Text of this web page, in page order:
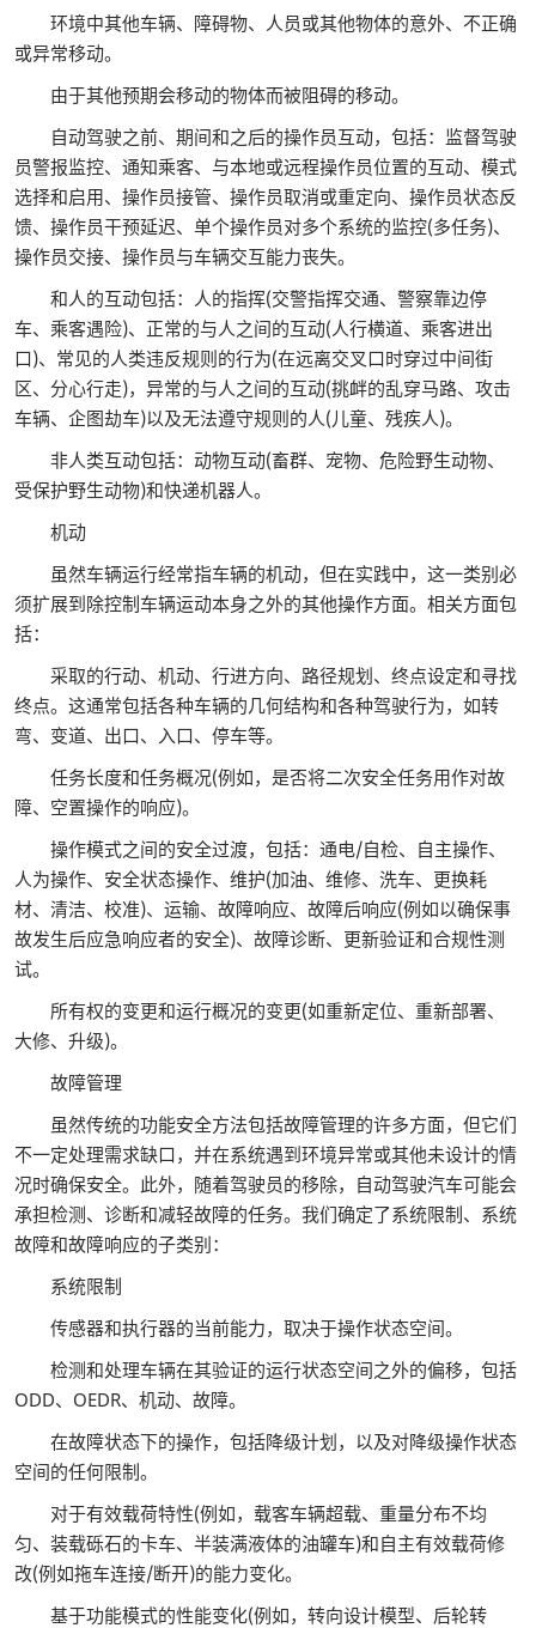
环境中其他车辆、障碍物、人员或其他物体的意外、不正确
或异常移动。
由于其他预期会移动的物体而被阻碍的移动。
自动驾驶之前、期间和之后的操作员互动，包括：监督驾驶
员警报监控、通知乘客、与本地或远程操作员位置的互动、模式
选择和启用、操作员接管、操作员取消或重定向、操作员状态反
馈、操作员干预延迟、单个操作员对多个系统的监控(多任务)、
操作员交接、操作员与车辆交互能力丧失。
和人的互动包括：人的指挥(交警指挥交通、警察靠边停
车、乘客遇险)、正常的与人之间的互动(人行横道、乘客进出
口)、常见的人类违反规则的行为(在远离交叉口时穿过中间街
区、分心行走)，异常的与人之间的互动(挑衅的乱穿马路、攻击
车辆、企图劫车)以及无法遵守规则的人(儿童、残疾人)。
非人类互动包括：动物互动(畜群、宠物、危险野生动物、
受保护野生动物)和快递机器人。
机动
虽然车辆运行经常指车辆的机动，但在实践中，这一类别必
须扩展到除控制车辆运动本身之外的其他操作方面。相关方面包
括：
采取的行动、机动、行进方向、路径规划、终点设定和寻找
终点。这通常包括各种车辆的几何结构和各种驾驶行为，如转
弯、变道、出口、入口、停车等。
任务长度和任务概况(例如，是否将二次安全任务用作对故
障、空置操作的响应)。
操作模式之间的安全过渡，包括：通电/自检、自主操作、
人为操作、安全状态操作、维护(加油、维修、洗车、更换耗
材、清洁、校准)、运输、故障响应、故障后响应(例如以确保事
故发生后应急响应者的安全)、故障诊断、更新验证和合规性测
试。
所有权的变更和运行概况的变更(如重新定位、重新部署、
大修、升级)。
故障管理
虽然传统的功能安全方法包括故障管理的许多方面，但它们
不一定处理需求缺口，并在系统遇到环境异常或其他未设计的情
况时确保安全。此外，随着驾驶员的移除，自动驾驶汽车可能会
承担检测、诊断和减轻故障的任务。我们确定了系统限制、系统
故障和故障响应的子类别：
系统限制
传感器和执行器的当前能力，取决于操作状态空间。
检测和处理车辆在其验证的运行状态空间之外的偏移，包括
ODD、OEDR、机动、故障。
在故障状态下的操作，包括降级计划，以及对降级操作状态
空间的任何限制。
对于有效载荷特性(例如，载客车辆超载、重量分布不均
匀、装载砾石的卡车、半装满液体的油罐车)和自主有效载荷修
改(例如拖车连接/断开)的能力变化。
基于功能模式的性能变化(例如，转向设计模型、后轮转